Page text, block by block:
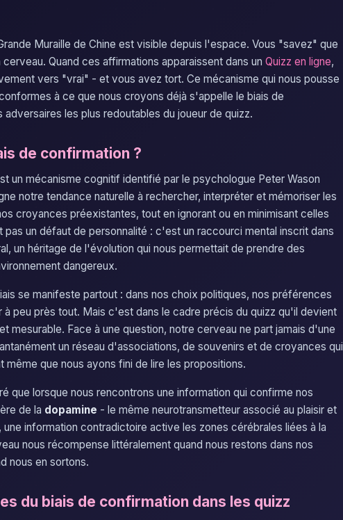
Muraille de Chine est visible depuis l'espace. Vous "savez" que
Quand ces affirmations apparaissent dans un Quizz en ligne,
vers "vrai" - et vous avez tort. Ce mécanisme qui nous pousse
à ce que nous croyons déjà s'appelle le biais de
les plus redoutables du joueur de quizz.
de confirmation ?
un mécanisme cognitif identifié par le psychologue Peter Wason
notre tendance naturelle à rechercher, interpréter et mémoriser les
croyances préexistantes, tout en ignorant ou en minimisant celles
un défaut de personnalité : c'est un raccourci mental inscrit dans
un héritage de l'évolution qui nous permettait de prendre des
dangereux.
se manifeste partout : dans nos choix politiques, nos préférences
à peu près tout. Mais c'est dans le cadre précis du quizz qu'il devient
mesurable. Face à une question, notre cerveau ne part jamais d'une
un réseau d'associations, de souvenirs et de croyances qui
même que nous ayons fini de lire les propositions.
que lorsque nous rencontrons une information qui confirme nos
de la dopamine - le même neurotransmetteur associé au plaisir et
information contradictoire active les zones cérébrales liées à la
nous récompense littéralement quand nous restons dans nos
nous en sortons.
du biais de confirmation dans les quizz